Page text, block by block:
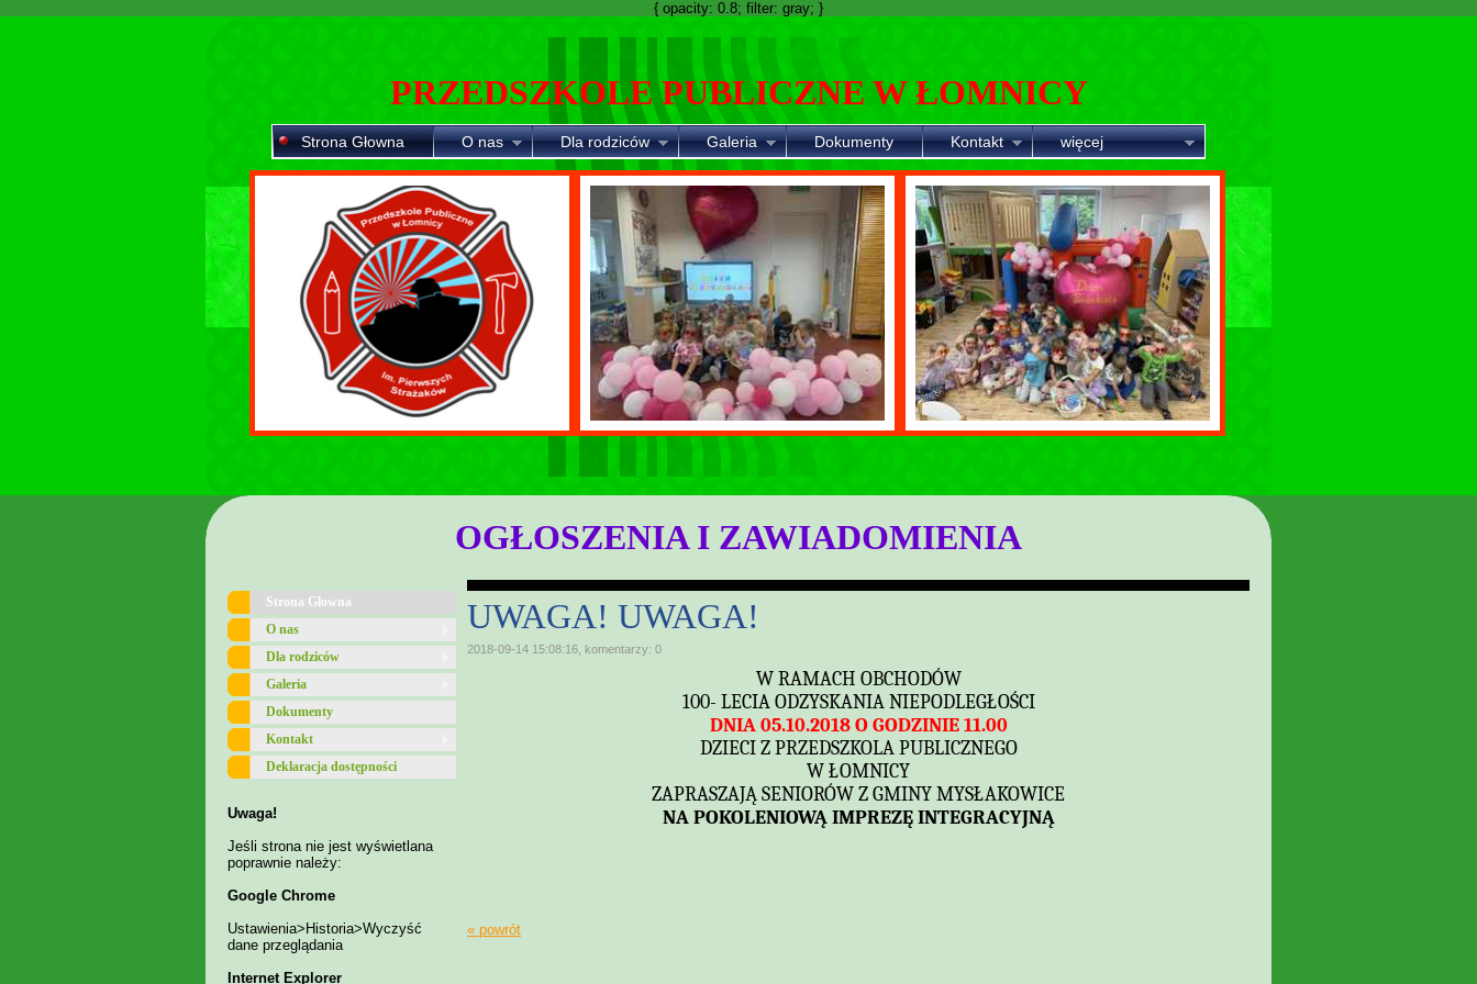
{ opacity: 0.8; filter: gray; }
PRZEDSZKOLE PUBLICZNE W ŁOMNICY
Strona Głowna O nas Dla rodziców Galeria Dokumenty Kontakt więcej
OGŁOSZENIA I ZAWIADOMIENIA
Strona Głowna
O nas
Dla rodziców
Galeria
Dokumenty
Kontakt
Deklaracja dostępności
Uwaga!
Jeśli strona nie jest wyświetlana
poprawnie należy:
Google Chrome
Ustawienia>Historia>Wyczyść
dane przeglądania
Internet Explorer
UWAGA! UWAGA!
2018-09-14 15:08:16, komentarzy: 0
W RAMACH OBCHODÓW
100- LECIA ODZYSKANIA NIEPODLEGŁOŚCI
DNIA 05.10.2018 O GODZINIE 11.00
DZIECI Z PRZEDSZKOLA PUBLICZNEGO
W ŁOMNICY
ZAPRASZAJĄ SENIORÓW Z GMINY MYSŁAKOWICE
NA POKOLENIOWĄ IMPREZĘ INTEGRACYJNĄ
« powrót